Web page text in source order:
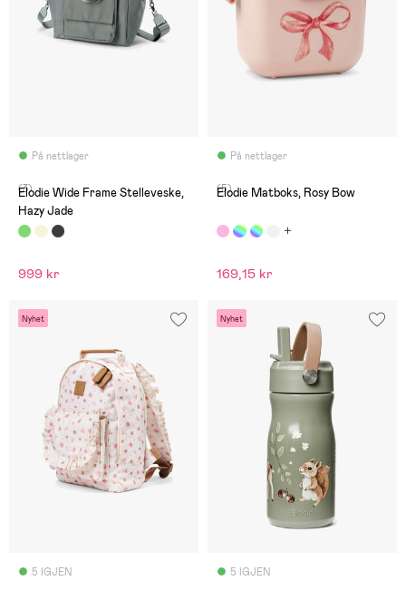
På nettlager
(3)
Elodie Wide Frame Stelleveske,
Hazy Jade
999 kr
På nettlager
(5)
Elodie Matboks, Rosy Bow
169,15 kr
Nyhet
5 IGJEN
Nyhet
5 IGJEN